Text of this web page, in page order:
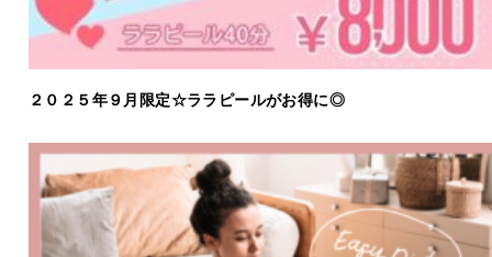
２０２５年９月限定☆ララピールがお得に◎